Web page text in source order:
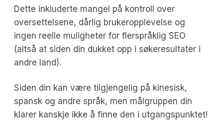
Dette inkluderte mangel på kontroll over
oversettelsene, dårlig brukeropplevelse og
ingen reelle muligheter for flerspråklig SEO
(altså at siden din dukket opp i søkeresultater i
andre land).
Siden din kan være tilgjengelig på kinesisk,
spansk og andre språk, men målgruppen din
klarer kanskje ikke å finne den i utgangspunktet!